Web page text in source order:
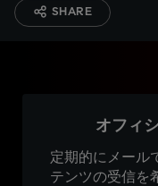
SHARE
オフィ
定期的にメール
テンツの受信を